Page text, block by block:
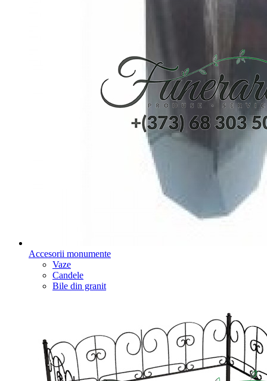
Accesorii monumente
Vaze
Candele
Bile din granit